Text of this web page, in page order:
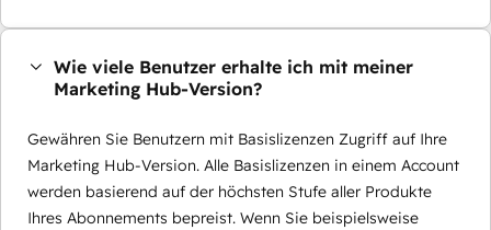
Wie viele Benutzer erhalte ich mit meiner
Marketing Hub-Version?
Gewähren Sie Benutzern mit Basislizenzen Zugriff auf Ihre
Marketing Hub-Version. Alle Basislizenzen in einem Account
werden basierend auf der höchsten Stufe aller Produkte
Ihres Abonnements bepreist. Wenn Sie beispielsweise